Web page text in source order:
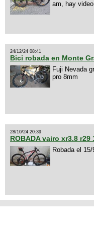
am, hay
24/12/24 08:41
Bici robada en Monte
Fuji Nevada
pro 8mm
28/10/24 20:39
ROBADA vairo xr3.8 r29
Robada el